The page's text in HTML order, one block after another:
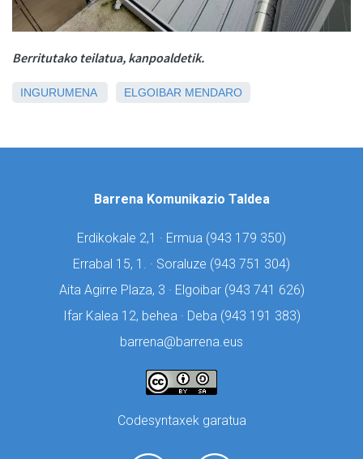
Berritutako teilatua, kanpoaldetik.
INGURUMENA ELGOIBAR MENDARO
Barrena Komunikazio Taldea
Erdikokale 2,1 · Ermua (943 179 350)
Errabal 15, 1. · Soraluze (943 751 304)
Aita Agirre Plaza, 3 · Elgoibar (943 741 626)
Ifar Kalea 12, behea · Deba (943 191 383)
barrena@barrena.eus
Codesyntaxek garatua